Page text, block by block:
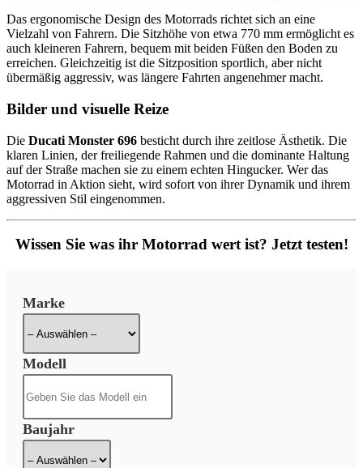
Das ergonomische Design des Motorrads richtet sich an eine
Vielzahl von Fahrern. Die Sitzhöhe von etwa 770 mm ermöglicht es
auch kleineren Fahrern, bequem mit beiden Füßen den Boden zu
erreichen. Gleichzeitig ist die Sitzposition sportlich, aber nicht
übermäßig aggressiv, was längere Fahrten angenehmer macht.
Bilder und visuelle Reize
Die Ducati Monster 696 besticht durch ihre zeitlose Ästhetik. Die
klaren Linien, der freiliegende Rahmen und die dominante Haltung
auf der Straße machen sie zu einem echten Hingucker. Wer das
Motorrad in Aktion sieht, wird sofort von ihrer Dynamik und ihrem
aggressiven Stil eingenommen.
Wissen Sie was ihr Motorrad wert ist? Jetzt testen!
Marke
Modell
Baujahr